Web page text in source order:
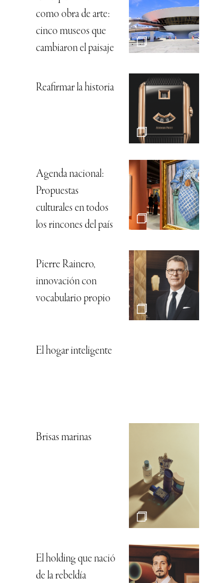
como obra de arte:
cinco museos que
cambiaron el paisaje
Reafirmar la historia
Agenda nacional:
Propuestas
culturales en todos
los rincones del país
Pierre Rainero,
innovación con
vocabulario propio
El hogar inteligente
Brisas marinas
El holding que nació
de la rebeldía